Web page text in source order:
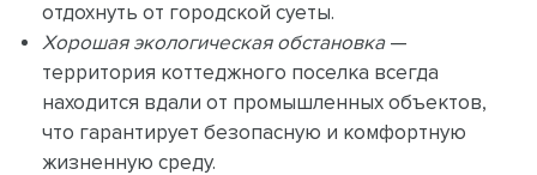
отдохнуть от городской суеты.
Хорошая экологическая обстановка—
территория коттеджного поселка всегда
находится вдали от промышленных объектов,
что гарантирует безопасную и комфортную
жизненную среду.